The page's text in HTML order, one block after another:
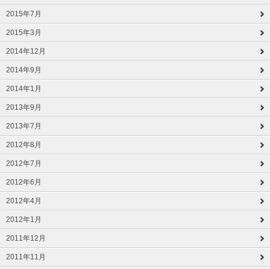
2015年7月
2015年3月
2014年12月
2014年9月
2014年1月
2013年9月
2013年7月
2012年8月
2012年7月
2012年6月
2012年4月
2012年1月
2011年12月
2011年11月